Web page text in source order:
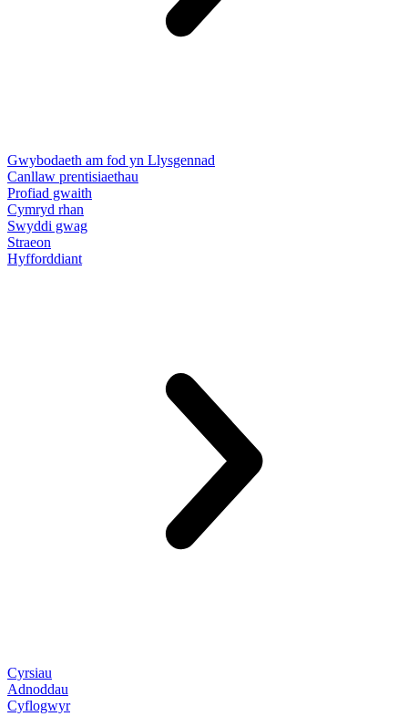
Gwybodaeth am fod yn Llysgennad
Canllaw prentisiaethau
Profiad gwaith
Cymryd rhan
Swyddi gwag
Straeon
Hyfforddiant
Cyrsiau
Adnoddau
Cyflogwyr